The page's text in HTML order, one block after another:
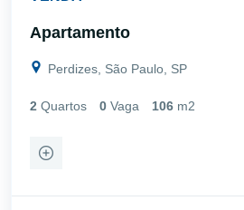
Apartamento
Perdizes, São Paulo, SP
2 Quartos 0 Vaga 106 m2